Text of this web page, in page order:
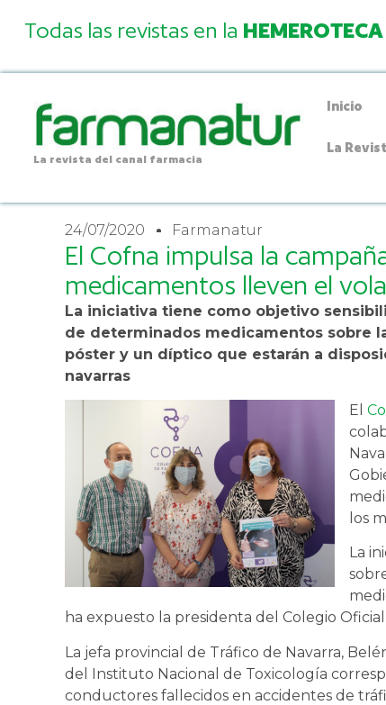
Todas las revistas en la
La revista del canal farmacia
Inicio
La
24/07/2020 Farmanatur
El Cofna impulsa la
medicamentos lleven el
La iniciativa tiene como objetivo
de determinados medicamentos sobre
póster y un díptico que estarán a
navarras
El
los
La
ha expuesto la presidenta del Colegio
La jefa provincial de Tráfico de Navarra,
del Instituto Nacional de Toxicología
conductores fallecidos en accidentes de